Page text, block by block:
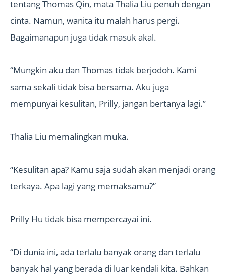
tentang Thomas Qin, mata Thalia Liu penuh dengan
cinta. Namun, wanita itu malah harus pergi.
Bagaimanapun juga tidak masuk akal.
“Mungkin aku dan Thomas tidak berjodoh. Kami
sama sekali tidak bisa bersama. Aku juga
mempunyai kesulitan, Prilly, jangan bertanya lagi.”
Thalia Liu memalingkan muka.
“Kesulitan apa? Kamu saja sudah akan menjadi orang
terkaya. Apa lagi yang memaksamu?”
Prilly Hu tidak bisa mempercayai ini.
“Di dunia ini, ada terlalu banyak orang dan terlalu
banyak hal yang berada di luar kendali kita. Bahkan